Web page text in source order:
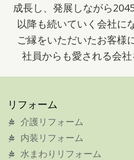
成長し、発展しながら
以降も続いていく会社に
ご縁をいただいたお客様
社員からも愛される会社
リフォーム
介護リフォーム
内装リフォーム
水まわりリフォーム